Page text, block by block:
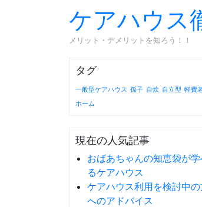
ケアハウス
メリット・デメリットを知ろう！！
タグ
一般型ケアハウス 孫子 自炊 自立型 軽費
ホーム
現在の人気記事
おばあちゃんの知恵袋が
るケアハウス
ケアハウス利用を検討中
へのアドバイス